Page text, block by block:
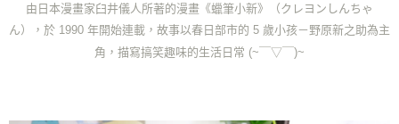
由日本漫畫家臼井儀人所著的漫畫《蠟筆小新》（クレヨンしんちゃ
ん）， 於 1990 年開始連載， 故事以春日部市的 5 歲小孩－野原新之助為主
角，描寫搞笑趣味的生活日常 (~￣▽￣)~